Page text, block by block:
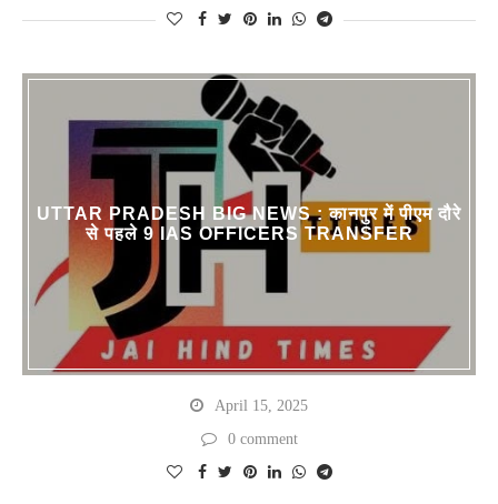
UTTAR PRADESH BIG NEWS : कानपुर में पीएम दौरे
से पहले 9 IAS OFFICERS TRANSFER
April 15, 2025
0 comment